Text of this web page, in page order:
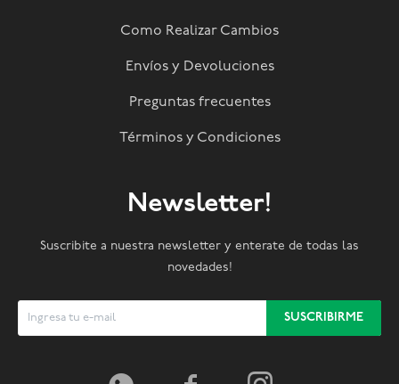
Como Realizar Cambios
Envíos y Devoluciones
Preguntas frecuentes
Términos y Condiciones
Newsletter!
Suscribite a nuestra newsletter y enterate de todas las
novedades!
SUSCRIBIRME